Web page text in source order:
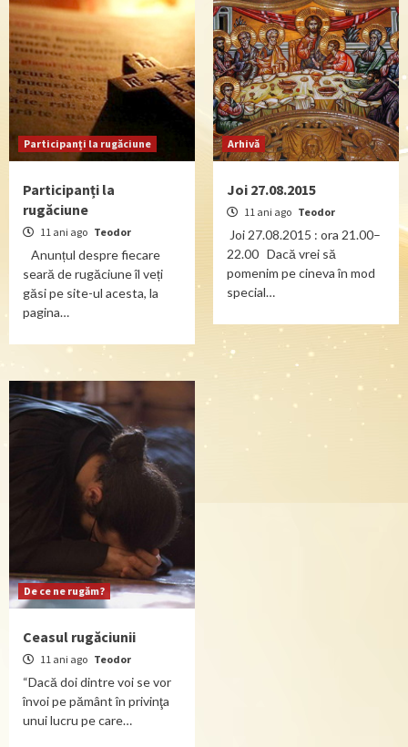
Participanți la rugăciune
Participanți la
rugăciune
11 ani ago Teodor
Anunțul despre fiecare
seară de rugăciune îl veți
găsi pe site-ul acesta, la
pagina…
Arhivă
Joi 27.08.2015
11 ani ago Teodor
Joi 27.08.2015 : ora 21.00–
22.00 Dacă vrei să
pomenim pe cineva în mod
special…
De ce ne rugăm?
Ceasul rugăciunii
11 ani ago Teodor
“Dacă doi dintre voi se vor
învoi pe pământ în privinţa
unui lucru pe care…